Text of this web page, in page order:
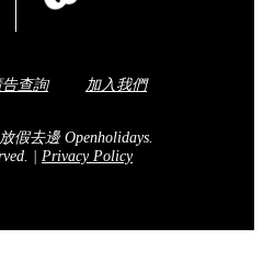
告查詢 加入我們
假去邊 Openholidays.
| Privacy Policy